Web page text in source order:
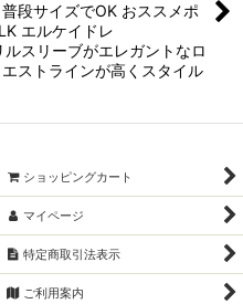
段サイズでOK おススメポ
エルケイドレ
スリーブがエレガントなロ
ストラインが高くスタイル
ショッピングカート
マイページ
特定商取引法表示
ご利用案内